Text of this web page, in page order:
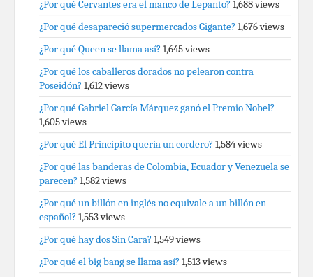
¿Por qué Cervantes era el manco de Lepanto? 1,688 views
¿Por qué desapareció supermercados Gigante? 1,676 views
¿Por qué Queen se llama así? 1,645 views
¿Por qué los caballeros dorados no pelearon contra
Poseidón? 1,612 views
¿Por qué Gabriel García Márquez ganó el Premio Nobel?
1,605 views
¿Por qué El Principito quería un cordero? 1,584 views
¿Por qué las banderas de Colombia, Ecuador y Venezuela se
parecen? 1,582 views
¿Por qué un billón en inglés no equivale a un billón en
español? 1,553 views
¿Por qué hay dos Sin Cara? 1,549 views
¿Por qué el big bang se llama así? 1,513 views